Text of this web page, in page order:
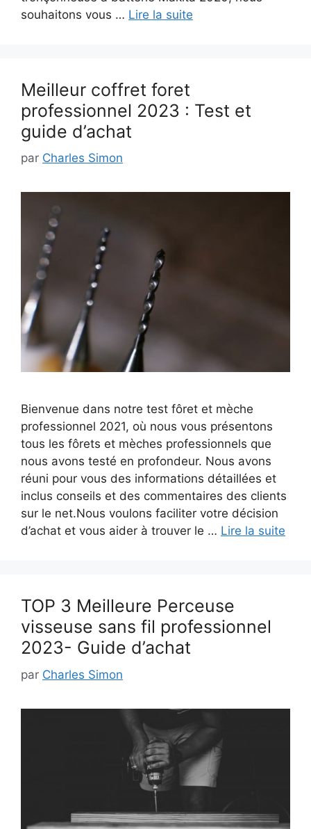
souhaitons vous … Lire la suite
Meilleur coffret foret
professionnel 2023 : Test et
guide d’achat
par Charles Simon
Bienvenue dans notre test fôret et mèche
professionnel 2021, où nous vous présentons
tous les fôrets et mèches professionnels que
nous avons testé en profondeur. Nous avons
réuni pour vous des informations détaillées et
inclus conseils et des commentaires des clients
sur le net.Nous voulons faciliter votre décision
d’achat et vous aider à trouver le … Lire la suite
TOP 3 Meilleure Perceuse
visseuse sans fil professionnel
2023- Guide d’achat
par Charles Simon